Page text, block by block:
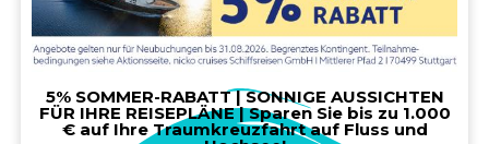
5% SOMMER-RABATT | SONNIGE AUSSICHTEN
FÜR IHRE REISEPLÄNE | Sparen Sie bis zu 1.000
€ auf Ihre Traumkreuzfahrt auf Fluss und